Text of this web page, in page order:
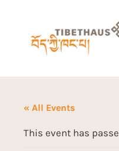
« All Events
This event has